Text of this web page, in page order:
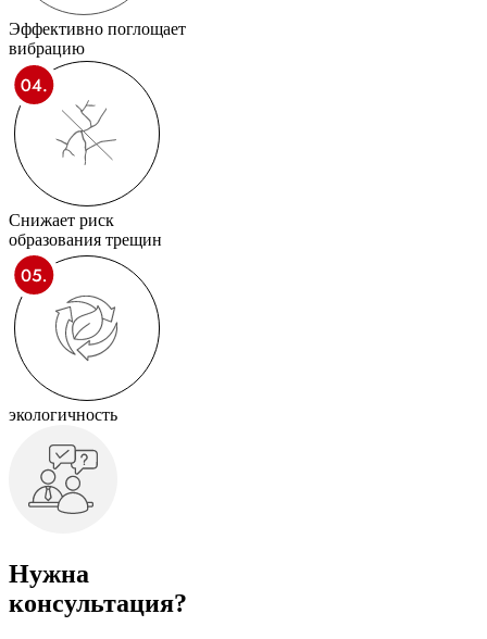
Эффективно поглощает
вибрацию
Снижает риск
образования трещин
экологичность
Нужна
консультация?